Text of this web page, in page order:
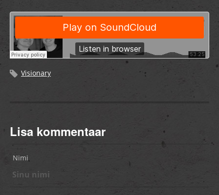
Visionary
Lisa kommentaar
Nimi